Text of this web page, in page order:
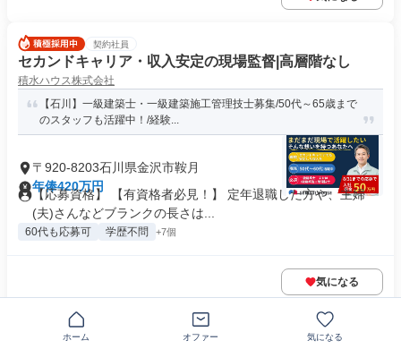
契約社員
セカンドキャリア・収入安定の現場監督|高層階なし
積水ハウス株式会社
【石川】一級建築士・一級建築施工管理技士募集/50代～65歳まで
のスタッフも活躍中！/経験...
〒920-8203石川県金沢市鞍月
年俸420万円
【応募資格】 【有資格者必見！】 定年退職した方や、主婦
(夫)さんなどブランクの長さは...
60代も応募可 学歴不問 +7個
気になる
この企業の類似求人を見る
ホーム オファー 気になる